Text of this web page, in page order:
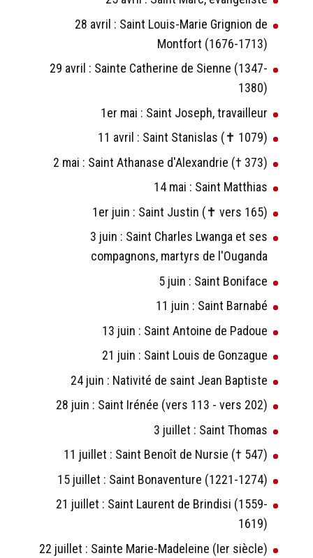
28 avril : Saint Louis-Marie Grignion de
Montfort (1676-1713)
29 avril : Sainte Catherine de Sienne (1347-
1380)
1er mai : Saint Joseph, travailleur
11 avril : Saint Stanislas (✝ 1079)
2 mai : Saint Athanase d'Alexandrie († 373)
14 mai : Saint Matthias
1er juin : Saint Justin (✝ vers 165)
3 juin : Saint Charles Lwanga et ses
compagnons, martyrs de l'Ouganda
5 juin : Saint Boniface
11 juin : Saint Barnabé
13 juin : Saint Antoine de Padoue
21 juin : Saint Louis de Gonzague
24 juin : Nativité de saint Jean Baptiste
28 juin : Saint Irénée (vers 113 - vers 202)
3 juillet : Saint Thomas
11 juillet : Saint Benoît de Nursie († 547)
15 juillet : Saint Bonaventure (1221-1274)
21 juillet : Saint Laurent de Brindisi (1559-
1619)
22 juillet : Sainte Marie-Madeleine (Ier siècle)